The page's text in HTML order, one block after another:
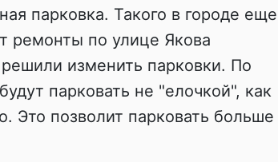
парковка. Такого в городе еще
ремонты по улице Якова
изменить парковки. По
парковать не "елочкой", как
Это позволит парковать больше